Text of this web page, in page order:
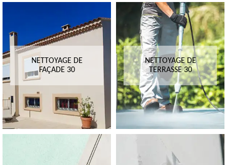
NETTOYAGE DE
FAÇADE 30
NETTOYAGE DE
TERRASSE 30